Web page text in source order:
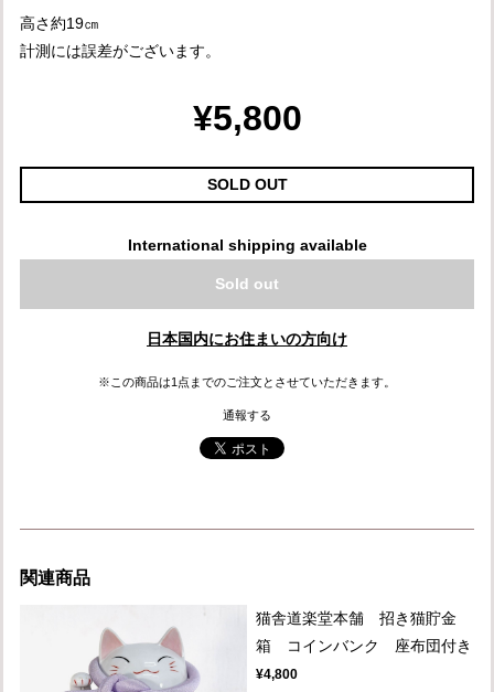
高さ約19㎝
計測には誤差がございます。
¥5,800
SOLD OUT
International shipping available
Sold out
日本国内にお住まいの方向け
※この商品は1点までのご注文とさせていただきます。
通報する
関連商品
猫舎道楽堂本舗 招き猫貯金
箱 コインバンク 座布団付き
¥4,800